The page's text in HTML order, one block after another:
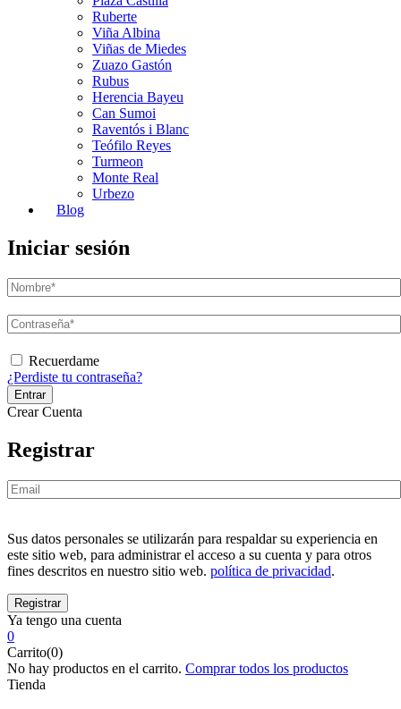
Ruberte
Viña Albina
Viñas de Miedes
Zuazo Gastón
Rubus
Herencia Bayeu
Can Sumoi
Raventós i Blanc
Teófilo Reyes
Turmeon
Monte Real
Urbezo
Blog
Iniciar sesión
Recuerdame
¿Perdiste tu contraseña?
Crear Cuenta
Registrar
Sus datos personales se utilizarán para respaldar su experiencia en
este sitio web, para administrar el acceso a su cuenta y para otros
fines descritos en nuestro sitio web. política de privacidad.
Ya tengo una cuenta
0
Carrito(0)
No hay productos en el carrito. Comprar todos los productos
Tienda